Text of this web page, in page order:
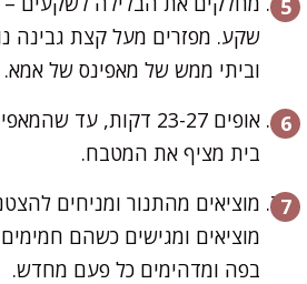
שקע. מפזרים מעל קצת גבינה
וביתי ממש של מאפינס של אמא.
אופים 23-27 דקות, עד
בית מציף את המטבח.
מוציאים ומגישים כשהם
בפה ומדהימים כל פעם מחדש.